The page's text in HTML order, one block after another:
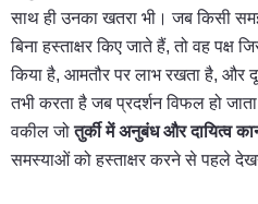
साथ ही उनका खतरा भी। जब किसी
बिना हस्ताक्षर किए जाते हैं, तो वह पक्ष
किया है, आमतौर पर लाभ रखता है, और
तभी करता है जब प्रदर्शन विफल हो
वकील जोतुर्की में अनुबंध और दायित्व
समस्याओं को हस्ताक्षर करने से पहले